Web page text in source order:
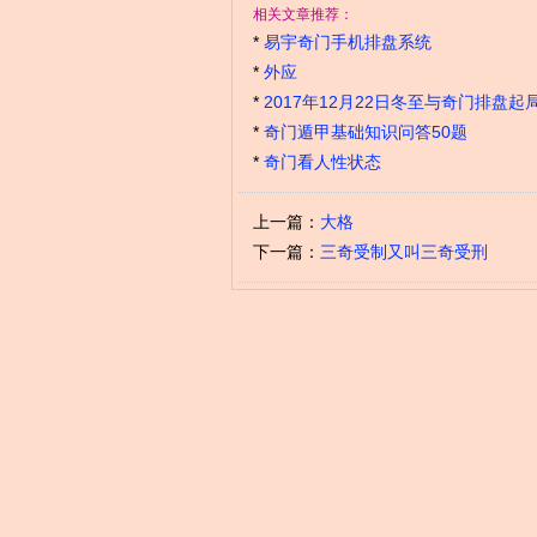
相关文章推荐：
* 易宇奇门手机排盘系统
* 外应
* 2017年12月22日冬至与奇门排盘起
* 奇门遁甲基础知识问答50题
* 奇门看人性状态
上一篇： 大格
下一篇： 三奇受制又叫三奇受刑